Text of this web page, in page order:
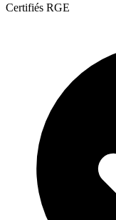
Certifiés RGE